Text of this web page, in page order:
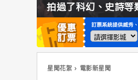
拍過了科幻、史詩等
星聞花絮 電影新星聞